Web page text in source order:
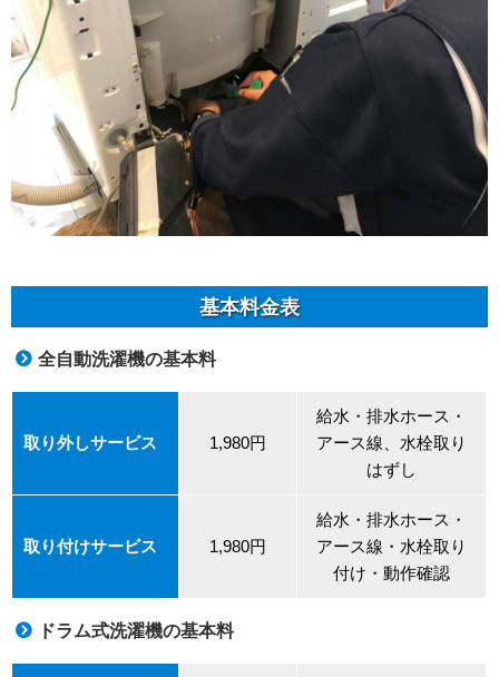
基本料金表
全自動洗濯機の基本料
取り外しサービス 1,980円
給水・排水ホース・
アース線、水栓取り
はずし
取り付けサービス 1,980円
給水・排水ホース・
アース線・水栓取り
付け・動作確認
ドラム式洗濯機の基本料